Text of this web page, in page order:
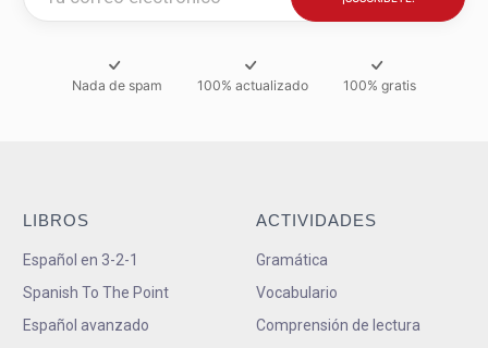
Nada de spam 100% actualizado 100% gratis
LIBROS
Español en 3-2-1
Spanish To The Point
Español avanzado
ACTIVIDADES
Gramática
Vocabulario
Comprensión de lectura